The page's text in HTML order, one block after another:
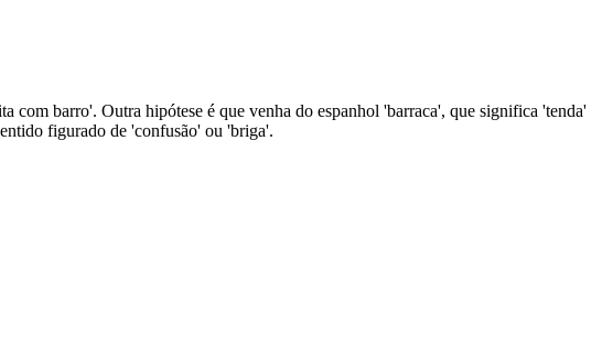
com barro'. Outra hipótese é que venha do espanhol 'barraca', que significa 'tenda'
figurado de 'confusão' ou 'briga'.